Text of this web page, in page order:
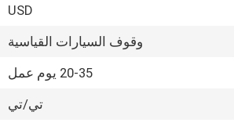
USD
وقوف السيارات القياسية
20-35 يوم عمل
تي/تي